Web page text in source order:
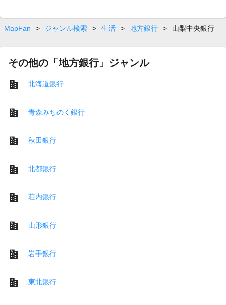
MapFan > ジャンル検索 > 生活 > 地方銀行 > 山梨中央銀行
その他の「地方銀行」ジャンル
北海道銀行
青森みちのく銀行
秋田銀行
北都銀行
荘内銀行
山形銀行
岩手銀行
東北銀行